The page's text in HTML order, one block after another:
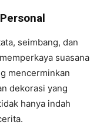
seimbang, dan
suasana
mencerminkan
dekorasi yang
hanya indah